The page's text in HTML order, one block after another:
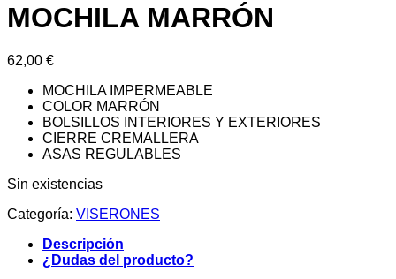
MOCHILA MARRÓN
62,00 €
MOCHILA IMPERMEABLE
COLOR MARRÓN
BOLSILLOS INTERIORES Y EXTERIORES
CIERRE CREMALLERA
ASAS REGULABLES
Sin existencias
Categoría: VISERONES
Descripción
¿Dudas del producto?